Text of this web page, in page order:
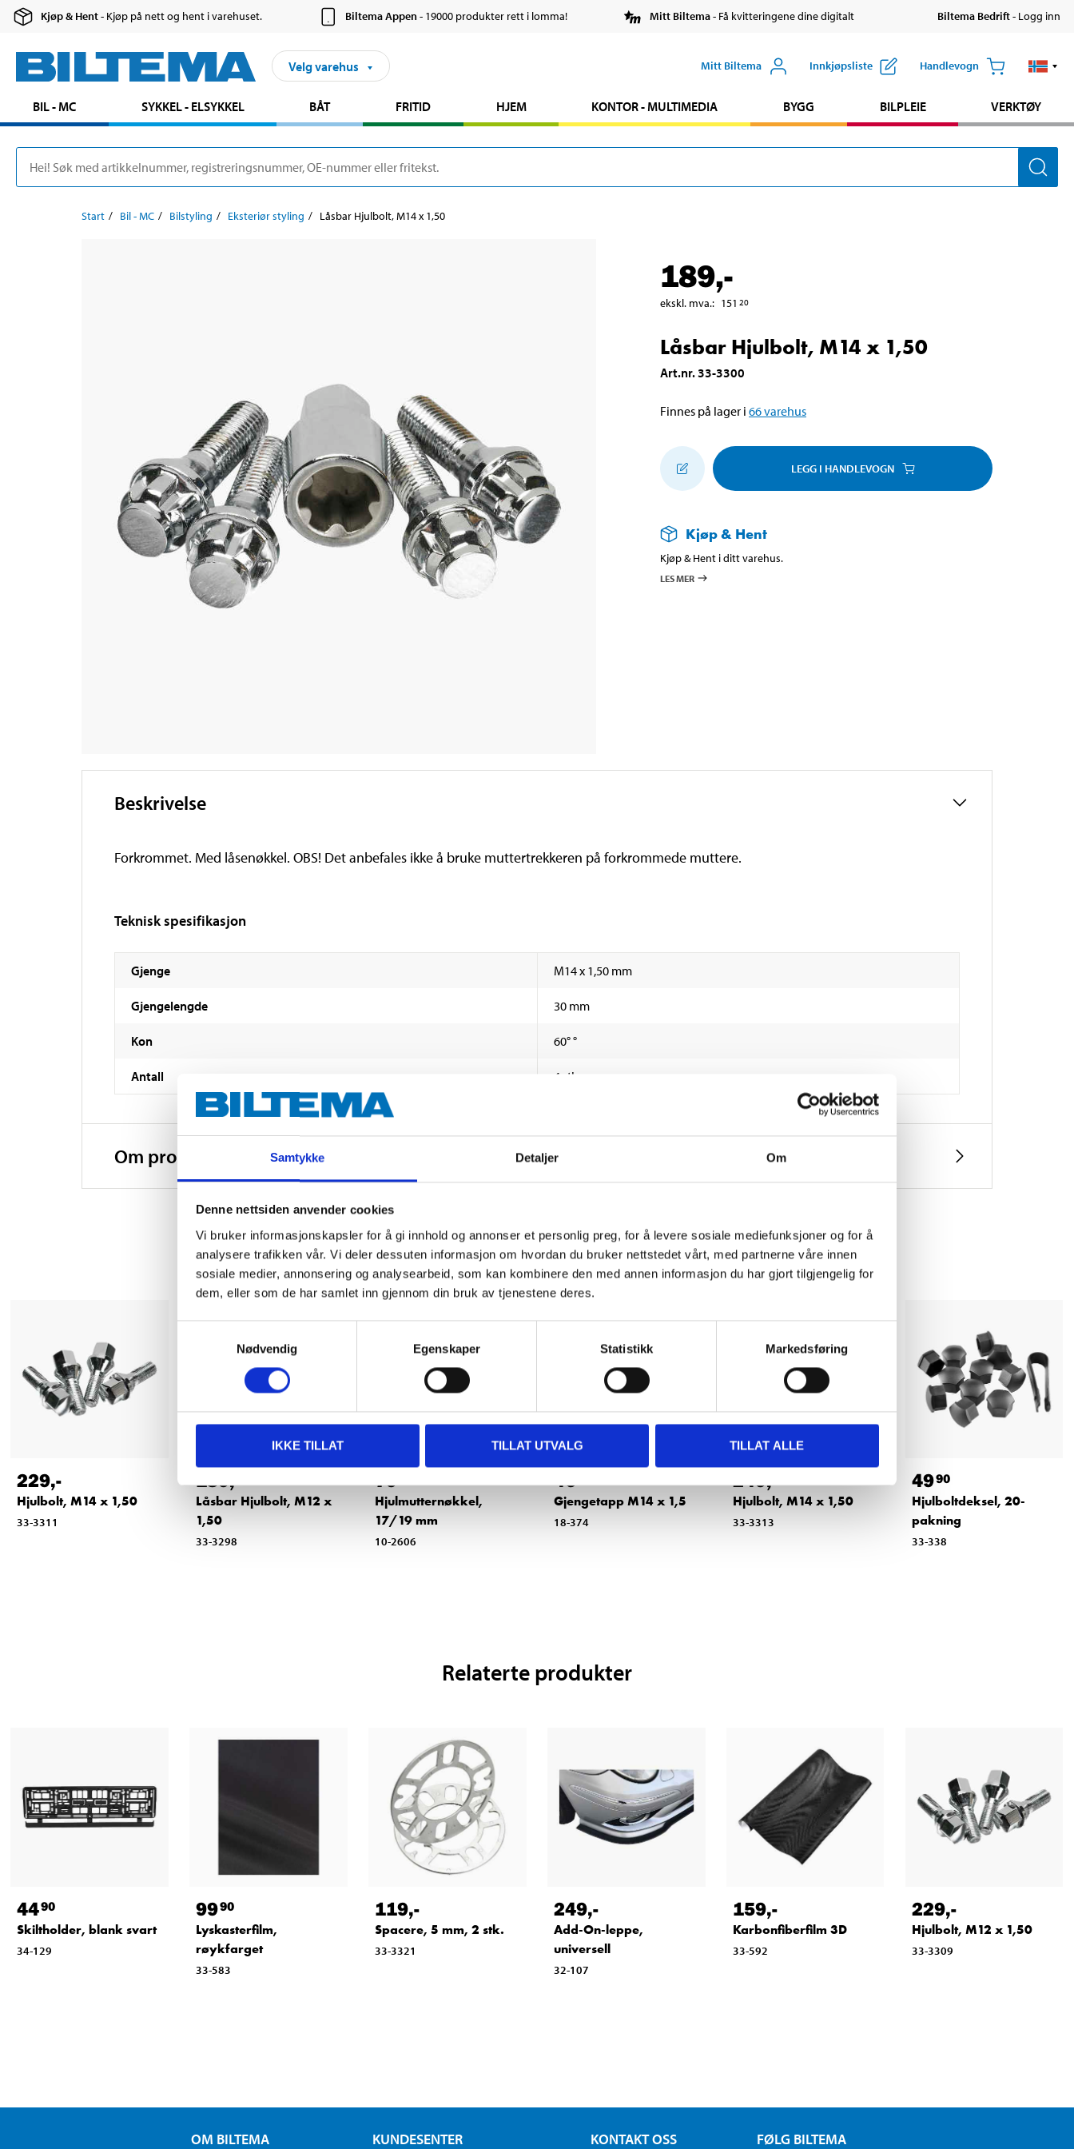
Samtykke Detaljer Om
Denne nettsiden anvender cookies
Vi bruker informasjonskapsler for å gi innhold og annonser et personlig preg, for å levere sosiale mediefunksjoner og for å
analysere trafikken vår. Vi deler dessuten informasjon om hvordan du bruker nettstedet vårt, med partnerne våre innen
sosiale medier, annonsering og analysearbeid, som kan kombinere den med annen informasjon du har gjort tilgjengelig for
dem, eller som de har samlet inn gjennom din bruk av tjenestene deres.
Nødvendig
Egenskaper Statistikk Markedsføring
IKKE TILLAT TILLAT UTVALG TILLAT ALLE
Kjøp & Hent- Kjøp på nett og hent i varehuset. Biltema Appen- 19000 produkter rett i lomma! Mitt Biltema- Få kvitteringene dine digitalt Biltema Bedrift- Logg inn
Velg varehus Mitt Biltema Innkjøpsliste Handlevogn
BIL - MC SYKKEL - ELSYKKEL BÅT FRITID HJEM KONTOR - MULTIMEDIA BYGG BILPLEIE VERKTØY
Start Bil - MC Bilstyling Eksteriør styling Låsbar Hjulbolt, M14 x 1,50
189,-
ekskl. mva.: 151 20
Låsbar Hjulbolt, M14 x 1,50
Art.nr.33-3300
Finnes på lager i 66varehus
LEGG I HANDLEVOGN
Kjøp & Hent
Kjøp & Hent i ditt varehus.
LES MER
Beskrivelse
Forkrommet. Med låsenøkkel. OBS! Det anbefales ikke å bruke muttertrekkeren på forkrommede muttere.
Teknisk spesifikasjon
Gjenge M14 x 1,50 mm
Gjengelengde 30 mm
Kon 60° °
Antall 4 stk.
Om produsenten
Andre kunder har også kjøpt
229,-
Hjulbolt, M14 x 1,50
33-3311
189,-
Låsbar Hjulbolt, M12 x
1,50
33-3298
79
Hjulmutternøkkel,
17/19 mm
10-2606
46
Gjengetapp M14 x 1,5
18-374
249,-
Hjulbolt, M14 x 1,50
33-3313
4990
Hjulboltdeksel, 20-
pakning
33-338
Relaterte produkter
4490
Skiltholder, blank svart
34-129
9990
Lyskasterfilm,
røykfarget
33-583
119,-
Spacere, 5 mm, 2 stk.
33-3321
249,-
Add-On-leppe,
universell
32-107
159,-
Karbonfiberfilm 3D
33-592
229,-
Hjulbolt, M12 x 1,50
33-3309
OM BILTEMA KUNDESENTER KONTAKT OSS FØLG BILTEMA